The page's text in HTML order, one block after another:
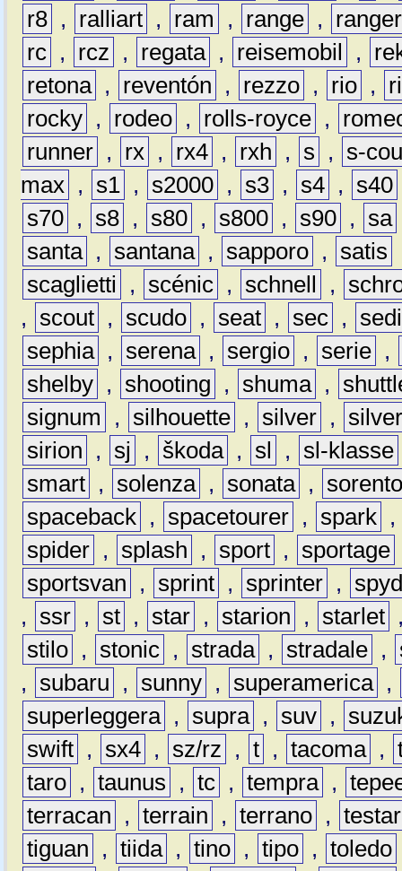
r8 , ralliart , ram , range ,
ranger
rc , rcz , regata , reisemobil ,
retona , reventón , rezzo , rio ,
rocky , rodeo , rolls-royce ,
runner , rx , rx4 , rxh , s ,
s-
max , s1 , s2000 , s3 , s4 , s40
s70 , s8 , s80 , s800 , s90 , sa
santa , santana , sapporo , satis
scaglietti
, scénic , schnell ,
,
scout , scudo , seat , sec ,
sephia , serena , sergio , serie ,
shelby , shooting , shuma ,
signum
, silhouette , silver ,
sirion
, sj , škoda , sl , sl-klasse
smart , solenza , sonata ,
spaceback , spacetourer , spark ,
spider , splash , sport , sportage
sportsvan
, sprint , sprinter ,
,
ssr , st , star , starion , starlet
stilo , stonic , strada , stradale ,
,
subaru , sunny , superamerica ,
superleggera , supra , suv ,
swift , sx4 , sz/rz , t , tacoma ,
taro , taunus , tc , tempra ,
terracan
, terrain , terrano ,
tiguan
, tiida , tino , tipo , toledo